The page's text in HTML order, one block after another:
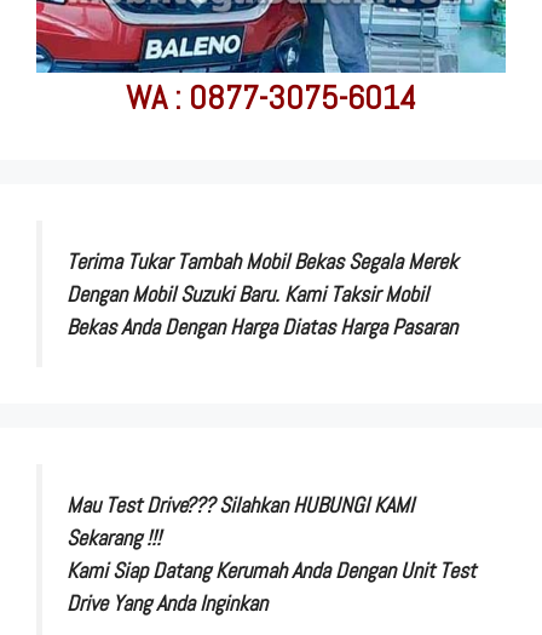
WA : 0877-3075-6014
Terima Tukar Tambah Mobil Bekas Segala Merek
Dengan Mobil Suzuki Baru. Kami Taksir Mobil
Bekas Anda Dengan Harga Diatas Harga Pasaran
Mau Test Drive??? Silahkan HUBUNGI KAMI
Sekarang !!!
Kami Siap Datang Kerumah Anda Dengan Unit Test
Drive Yang Anda Inginkan